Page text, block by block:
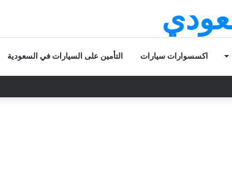
اكسسوارات سيارات التأمين على السيارات في السعودية